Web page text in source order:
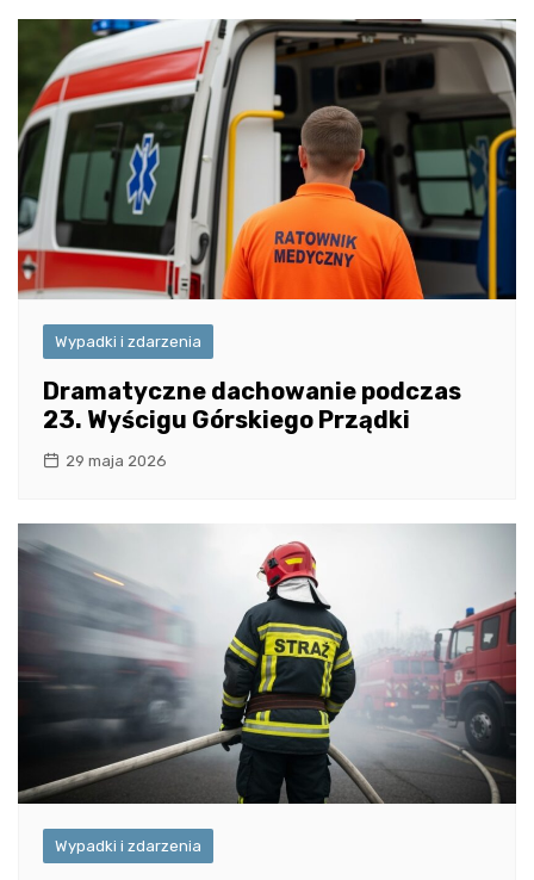
Wypadki i zdarzenia
Dramatyczne dachowanie podczas
23. Wyścigu Górskiego Prządki
29 maja 2026
Wypadki i zdarzenia